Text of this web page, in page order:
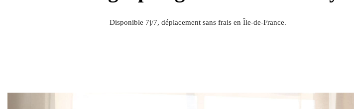
Disponible 7j/7, déplacement sans frais en Île-de-France.